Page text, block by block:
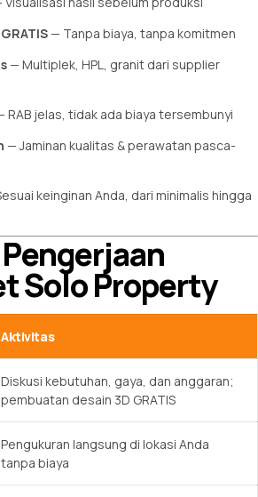
— Tanpa biaya, tanpa komitmen
— Multiplek, HPL, granit dari supplier
RAB jelas, tidak ada biaya tersembunyi
— Jaminan kualitas & perawatan pasca-
keinginan Anda, dari minimalis hingga
Solo Property
Aktivitas
Diskusi kebutuhan, gaya, dan anggaran;
pembuatan desain 3D GRATIS
Pengukuran langsung di lokasi Anda
tanpa biaya